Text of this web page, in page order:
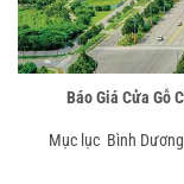
Báo Giá Cửa Gỗ
Mục lục Bình